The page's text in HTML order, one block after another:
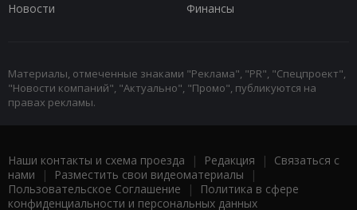
Новости
Финансы
Материалы, отмеченные знаками "Реклама", "PR", "Спецпроект",
"Новости компаний", "Актуально", "Промо", публикуются на
правах рекламы.
Наши контакты и схема проезда | Редакция | Связаться с
нами | Разместить свои видеоматериалы |
Пользовательское Соглашение |
Политика в сфере
конфиденциальности и персональных данных